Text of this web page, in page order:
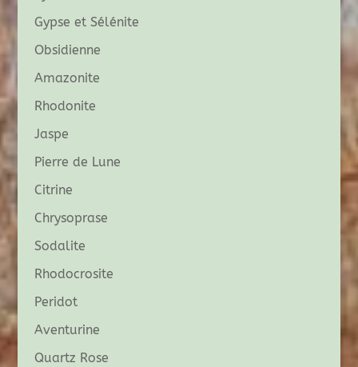
Gypse et Sélénite
Obsidienne
Amazonite
Rhodonite
Jaspe
Pierre de Lune
Citrine
Chrysoprase
Sodalite
Rhodocrosite
Peridot
Aventurine
Quartz Rose